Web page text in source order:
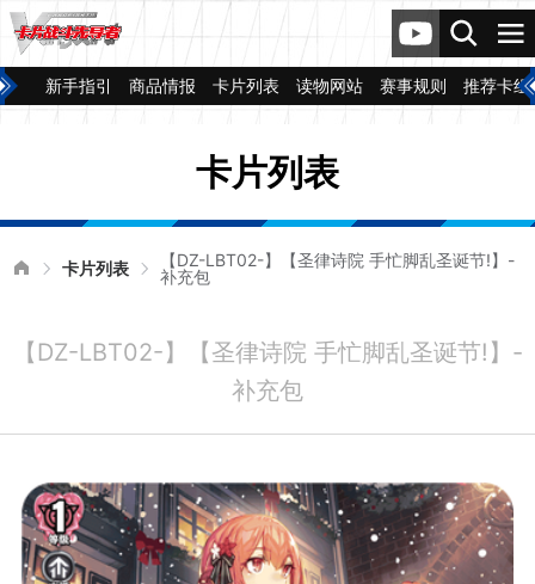
新手指引 商品情报 卡片列表 读物网站 赛事规则 推荐卡组
卡片列表
卡片列表
【DZ-LBT02-】【圣律诗院 手忙脚乱圣诞节!】-
补充包
【DZ-LBT02-】【圣律诗院 手忙脚乱圣诞节!】-
补充包